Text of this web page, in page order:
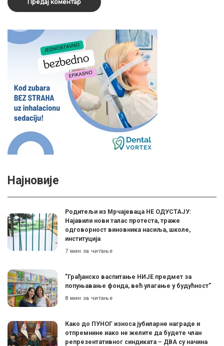
Најновије
Родитељи из Мрчајеваца НЕ ОДУСТАЈУ:
Најавили нови талас протеста, траже
одговорност виновника насиља, школе,
институција
7 мин за читање
”Грађанско васпитање НИЈЕ предмет за
попуњавање фонда, већ улагање у будућност”
8 мин за читање
Како до ПУНОГ износа јубиларне награде и
отпремнине иако не желите да будете члан
репрезентативног синдиката – ДВА су начина